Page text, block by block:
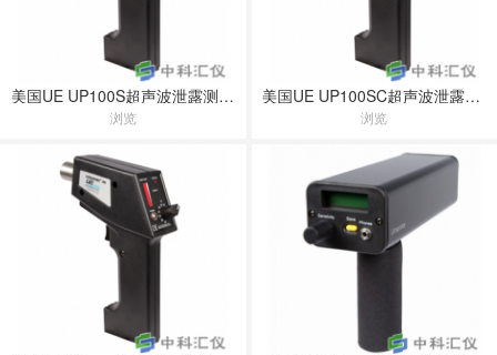
美国UE UP100S超声波泄露测试仪
浏览
美国UE UP100SC超声波泄露测试仪
浏览